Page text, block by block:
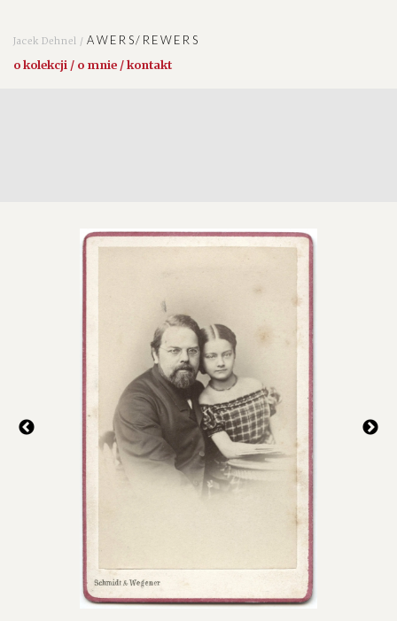
Jacek Dehnel /AWERS/REWERS
o kolekcji / o mnie / kontakt